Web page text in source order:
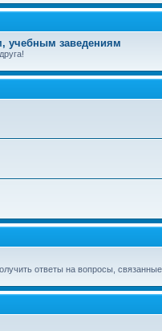
учебным заведениям
ответы на вопросы,